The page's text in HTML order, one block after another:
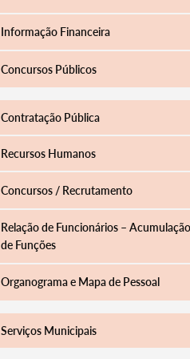
Filtros
Informação Financeira
Concursos Públicos
Contratação Pública
Recursos Humanos
Concursos / Recrutamento
Relação de Funcionários – Acumulação
de Funções
Organograma e Mapa de Pessoal
Serviços Municipais